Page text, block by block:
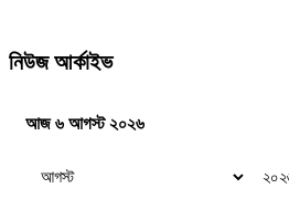
নিউজ আর্কাইভ
আজ ৬ আগস্ট ২০২৬